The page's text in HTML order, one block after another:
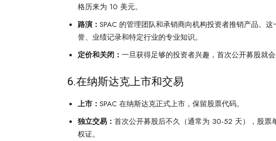
格历来为 10 美元。
路演： SPAC 的管理团队和承销商向机构投资者推销产品。
誉、业绩记录和特定行业的专业知识。
定价和关闭： 一旦获得足够的投资者兴趣，首次公开募股就
6.在纳斯达克上市和交易
上市： SPAC 在纳斯达克正式上市，保留股票代码。
独立交易： 首次公开募股后不久（通常为 30-52 天），股票
权证。